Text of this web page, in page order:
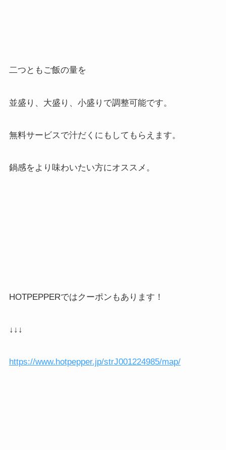
二つともご飯の量を
並盛り、大盛り、小盛りで調整可能です。
無料サービスで汁だくにもしてもらえます。
鍋感をより味わいたい方にオススメ。
HOTPEPPERではクーポンもあります！
↓↓↓
https://www.hotpepper.jp/strJ001224985/map/